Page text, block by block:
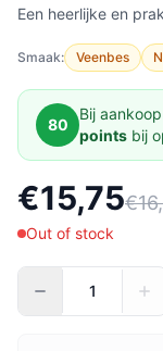
Een heerlijke en
Smaak: Veenbes
80
Bij
points bij
€15,75
Out of stock